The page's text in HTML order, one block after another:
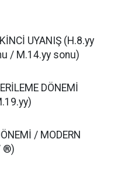
UYANIŞ (H.8.yy
/ M.14.yy sonu)
DÖNEMİ
/ MODERN
®)